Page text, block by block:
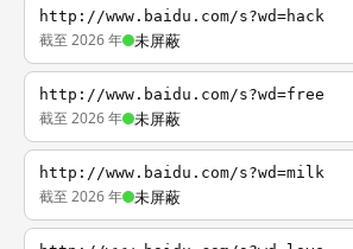
http://www.baidu.com/s?wd=hack
截至 2026 年 未屏蔽
http://www.baidu.com/s?wd=free
截至 2026 年 未屏蔽
http://www.baidu.com/s?wd=milk
截至 2026 年 未屏蔽